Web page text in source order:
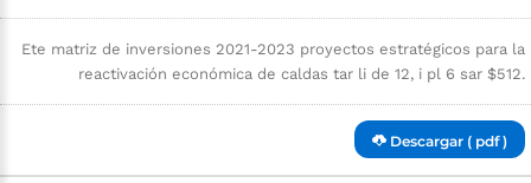
Ete matriz de inversiones 2021-2023 proyectos estratégicos para la
reactivación económica de caldas tar li de 12, i pl 6 sar $512.
Descargar ( pdf )